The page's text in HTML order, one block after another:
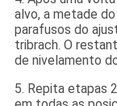
alvo, a metade
parafusos do
tribrach. O
de nivelamento
5. Repita etapas